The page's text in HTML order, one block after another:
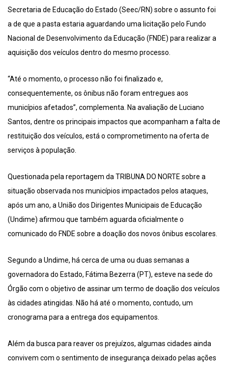
Secretaria de Educação do Estado (Seec/RN) sobre o assunto foi
a de que a pasta estaria aguardando uma licitação pelo Fundo
Nacional de Desenvolvimento da Educação (FNDE) para realizar a
aquisição dos veículos dentro do mesmo processo.
“Até o momento, o processo não foi finalizado e,
consequentemente, os ônibus não foram entregues aos
municípios afetados”, complementa. Na avaliação de Luciano
Santos, dentre os principais impactos que acompanham a falta de
restituição dos veículos, está o comprometimento na oferta de
serviços à população.
Questionada pela reportagem da TRIBUNA DO NORTE sobre a
situação observada nos municípios impactados pelos ataques,
após um ano, a União dos Dirigentes Municipais de Educação
(Undime) afirmou que também aguarda oficialmente o
comunicado do FNDE sobre a doação dos novos ônibus escolares.
Segundo a Undime, há cerca de uma ou duas semanas a
governadora do Estado, Fátima Bezerra (PT), esteve na sede do
Órgão com o objetivo de assinar um termo de doação dos veículos
às cidades atingidas. Não há até o momento, contudo, um
cronograma para a entrega dos equipamentos.
Além da busca para reaver os prejuízos, algumas cidades ainda
convivem com o sentimento de insegurança deixado pelas ações